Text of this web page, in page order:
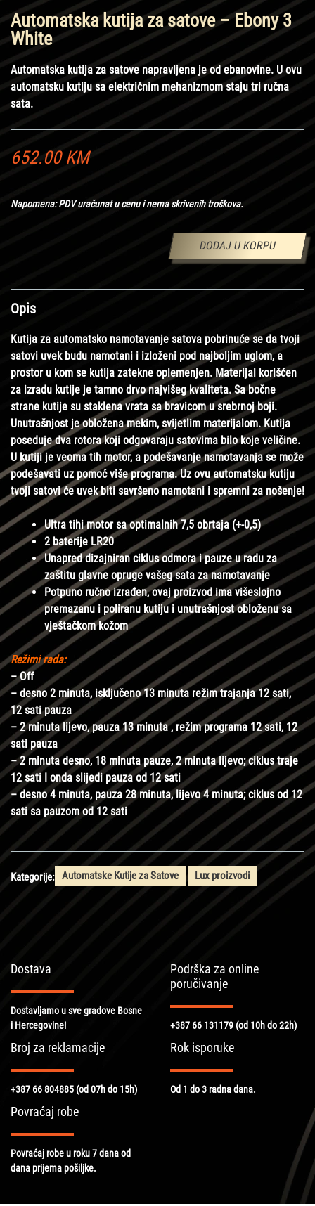
Automatska kutija za satove – Ebony 3
White
Automatska kutija za satove napravljena je od ebanovine. U ovu
automatsku kutiju sa električnim mehanizmom staju tri ručna
sata.
652.00 KM
Napomena: PDV uračunat u cenu i nema skrivenih troškova.
DODAJ U KORPU
Opis
Kutija za automatsko namotavanje satova pobrinuće se da tvoji
satovi uvek budu namotani i izloženi pod najboljim uglom, a
prostor u kom se kutija zatekne oplemenjen. Materijal korišćen
za izradu kutije je tamno drvo najvišeg kvaliteta. Sa bočne
strane kutije su staklena vrata sa bravicom u srebrnoj boji.
Unutrašnjost je obložena mekim, svijetlim materijalom. Kutija
poseduje dva rotora koji odgovaraju satovima bilo koje veličine.
U kutiji je veoma tih motor, a podešavanje namotavanja se može
podešavati uz pomoć više programa. Uz ovu automatsku kutiju
tvoji satovi će uvek biti savršeno namotani i spremni za nošenje!
Ultra tihi motor sa optimalnih 7,5 obrtaja (+-0,5)
2 baterije LR20
Unapred dizajniran ciklus odmora i pauze u radu za
zaštitu glavne opruge vašeg sata za namotavanje
Potpuno ručno izrađen, ovaj proizvod ima višeslojno
premazanu i poliranu kutiju i unutrašnjost obloženu sa
vještačkom kožom
Režimi rada:
– Off
– desno 2 minuta, isključeno 13 minuta režim trajanja 12 sati,
12 sati pauza
– 2 minuta lijevo, pauza 13 minuta , režim programa 12 sati, 12
sati pauza
– 2 minuta desno, 18 minuta pauze, 2 minuta lijevo; ciklus traje
12 sati I onda slijedi pauza od 12 sati
– desno 4 minuta, pauza 28 minuta, lijevo 4 minuta; ciklus od 12
sati sa pauzom od 12 sati
Kategorije: Automatske Kutije za Satove Lux proizvodi
Dostava
Dostavljamo u sve gradove Bosne
i Hercegovine!
Podrška za online
poručivanje
+387 66 131179(od 10h do 22h)
Broj za reklamacije
+387 66 804885(od 07h do 15h)
Rok isporuke
Od 1 do 3 radna dana.
Povraćaj robe
Povraćaj robe u roku 7 dana od
dana prijema pošiljke.